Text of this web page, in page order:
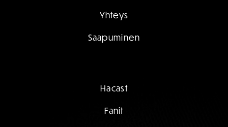
Yhteys
Saapuminen
Hacast
Fanit